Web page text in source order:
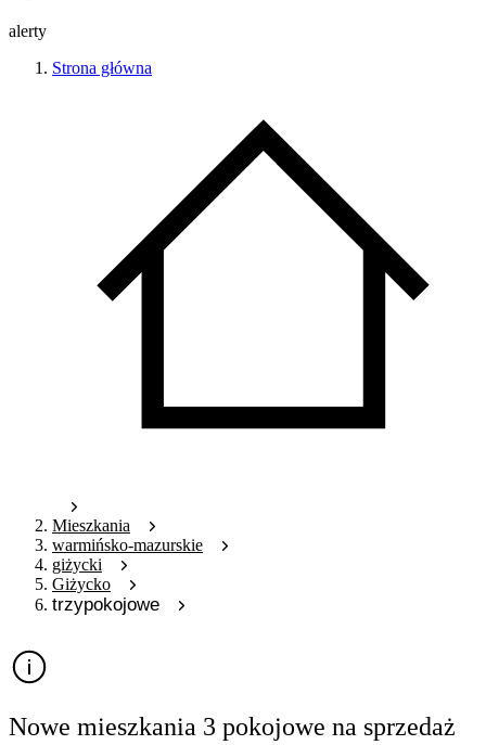
alerty
Strona główna
Mieszkania
warmińsko-mazurskie
giżycki
Giżycko
trzypokojowe
Nowe mieszkania 3 pokojowe na sprzedaż